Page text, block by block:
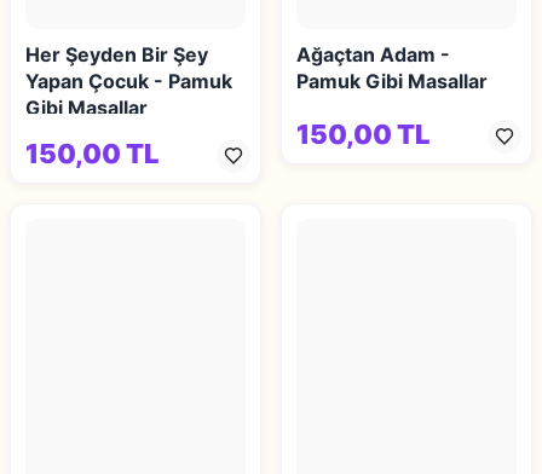
Her Şeyden Bir Şey
Yapan Çocuk - Pamuk
Gibi Masallar
150,00 TL
Ağaçtan Adam -
Pamuk Gibi Masallar
150,00 TL